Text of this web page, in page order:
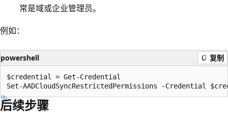
常是域或企业管理员。
例如：
powershell 复制
$credential = Get-Credential
后续步骤